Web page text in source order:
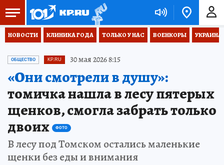
НОВОСТИ КЛИНИКА ГОДА ТОЛЬКО У НАС ВОЕНКОРЫ
ОБЩЕСТВО KP.RU 30 мая 2026 8:15
«Они смотрели в душу»:
томичка нашла в лесу пятерых
щенков, смогла забрать только
двоих
ФОТО
В лесу под Томском остались маленькие
щенки без еды и внимания